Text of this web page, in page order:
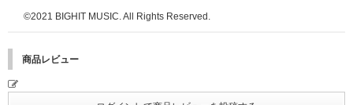
©2021 BIGHIT MUSIC. All Rights Reserved.
商品レビュー